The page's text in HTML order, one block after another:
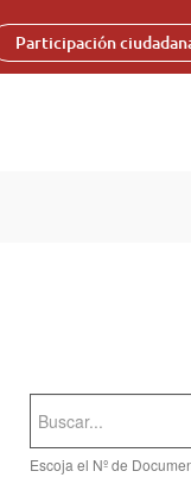
Participación
Escoja el Nº de